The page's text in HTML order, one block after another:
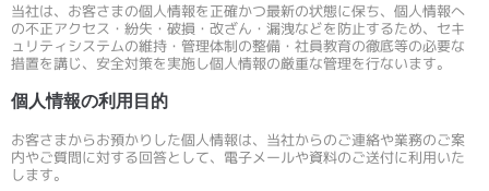
当社は、お客さまの個人情報を正確かつ最新の状態に保ち、個人情報へ
の不正アクセス・紛失・破損・改ざん・漏洩などを防止するため、セキ
ュリティシステムの維持・管理体制の整備・社員教育の徹底等の必要な
措置を講じ、安全対策を実施し個人情報の厳重な管理を行ないます。
個人情報の利用目的
お客さまからお預かりした個人情報は、当社からのご連絡や業務のご案
内やご質問に対する回答として、電子メールや資料のご送付に利用いた
します。